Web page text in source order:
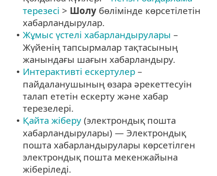
терезесі > Шолу бөлімінде көрсетілетін
хабарландырулар.
• Жұмыс үстелі хабарландырулары –
Жүйенің тапсырмалар тақтасының
жанындағы шағын хабарландыру.
• Интерактивті ескертулер –
пайдаланушының өзара әрекеттесуін
талап ететін ескерту және хабар
терезелері.
• Қайта жіберу (электрондық пошта
хабарландырулары) — Электрондық
пошта хабарландырулары көрсетілген
электрондық пошта мекенжайына
жіберіледі.